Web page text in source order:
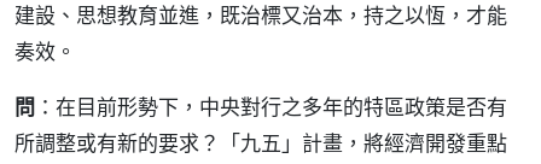
建設、思想教育並進，既治標又治本，持之以恆，才能
奏效。
問 ：在目前形勢下，中央對行之多年的特區政策是否有
所調整或有新的要求？「九五」計畫，將經濟開發重點